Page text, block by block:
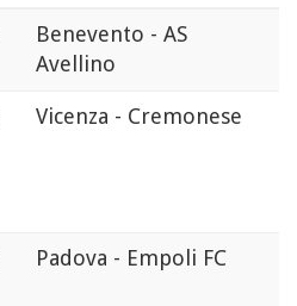
Benevento - AS
Avellino
Vicenza - Cremonese
Padova - Empoli FC